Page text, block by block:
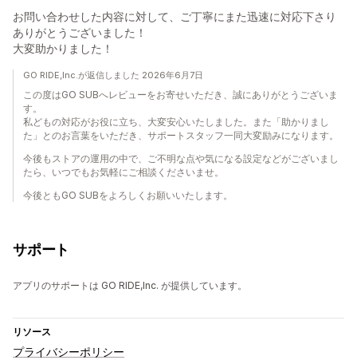
お問い合わせした内容に対して、ご丁寧にまた迅速に対応下さり
ありがとうございました！
大変助かりました！
GO RIDE,Inc.が返信しました 2026年6月7日
この度はGO SUBへレビューをお寄せいただき、誠にありがとうございま
す。
私どもの対応がお役に立ち、大変安心いたしました。また「助かりまし
た」とのお言葉をいただき、サポートスタッフ一同大変励みになります。
今後もストアの運用の中で、ご不明な点や気になる設定などがございまし
たら、いつでもお気軽にご相談くださいませ。
今後ともGO SUBをよろしくお願いいたします。
サポート
アプリのサポートは GO RIDE,Inc. が提供しています。
リソース
プライバシーポリシー